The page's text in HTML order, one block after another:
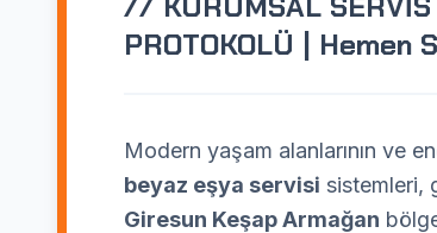
PROTOKOLÜ | Hemen
Modern yaşam alanlarının ve
beyaz eşya servisi sistemleri,
Giresun Keşap Armağan